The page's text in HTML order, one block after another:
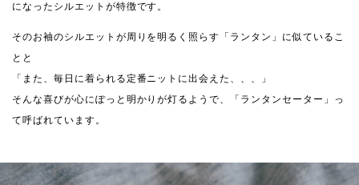
になったシルエットが特徴です。
そのお袖のシルエットが周りを明るく照らす「ランタン」に似ているこ
とと
「また、毎日に着られる定番ニットに出会えた、、、」
そんな喜びが心にぽっと明かりが灯るようで、「ランタンセーター」っ
て呼ばれています。